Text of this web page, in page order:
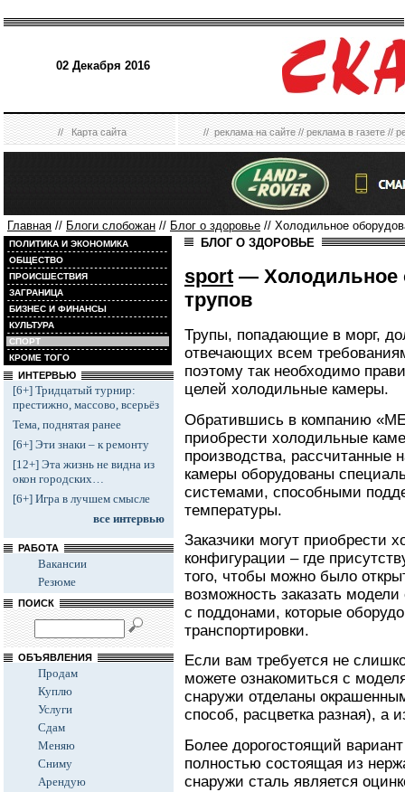
02 Декабря 2016
//Карта сайта //реклама на сайте//реклама в газете//
Главная // Блоги слобожан // Блог о здоровье // Холодильное
ПОЛИТИКА И ЭКОНОМИКА
ОБЩЕСТВО
ПРОИСШЕСТВИЯ
ЗАГРАНИЦА
БИЗНЕС И ФИНАНСЫ
КУЛЬТУРА
СПОРТ
КРОМЕ ТОГО
ИНТЕРВЬЮ
[6+] Тридцатый турнир:
престижно, массово, всерьёз
Тема, поднятая ранее
[6+] Эти знаки – к ремонту
[12+] Эта жизнь не видна из
окон городских…
[6+] Игра в лучшем смысле
все интервью
РАБОТА
Вакансии
Резюме
ПОИСК
ОБЪЯВЛЕНИЯ
Продам
Куплю
Услуги
Сдам
Меняю
Сниму
Арендую
БЛОГ О ЗДОРОВЬЕ
sport — Холодильное
трупов
Трупы, попадающие в морг,
отвечающих всем
поэтому так необходимо
целей холодильные камеры.
Обратившись в компанию
приобрести холодильные
производства, рассчитанные
камеры оборудованы
системами, способными
температуры.
Заказчики могут приобрести
конфигурации – где
того, чтобы можно было
возможность заказать
с поддонами, которые
транспортировки.
Если вам требуется не
можете ознакомиться с
снаружи отделаны
способ, расцветка разная), а
Более дорогостоящий
полностью состоящая из
снаружи сталь является